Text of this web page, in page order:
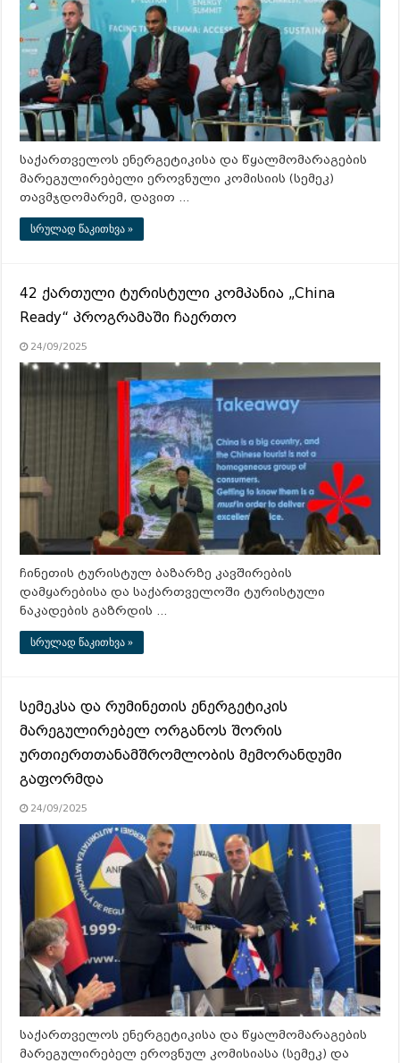
საქართველოს ენერგეტიკისა და წყალმომარაგების
მარეგულირებელი ეროვნული კომისიის (სემეკ)
თავმჯდომარემ, დავით …
სრულად წაკითხვა »
42 ქართული ტურისტული კომპანია „China
Ready“ პროგრამაში ჩაერთო
24/09/2025
ჩინეთის ტურისტულ ბაზარზე კავშირების
დამყარებისა და საქართველოში ტურისტული
ნაკადების გაზრდის …
სრულად წაკითხვა »
სემეკსა და რუმინეთის ენერგეტიკის
მარეგულირებელ ორგანოს შორის
ურთიერთთანამშრომლობის მემორანდუმი
გაფორმდა
24/09/2025
საქართველოს ენერგეტიკისა და წყალმომარაგების
მარეგულირებელ ეროვნულ კომისიასა (სემეკ) და